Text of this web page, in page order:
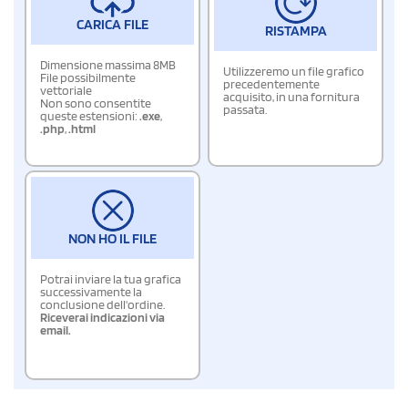
CARICA FILE
Dimensione massima 8MB
File possibilmente
vettoriale
Non sono consentite
queste estensioni:.exe,
.php,.html
RISTAMPA
Utilizzeremo un file grafico
precedentemente
acquisito, in una fornitura
passata.
NON HO IL FILE
Potrai inviare la tua grafica
successivamente la
conclusione dell'ordine.
Riceverai indicazioni via
email.